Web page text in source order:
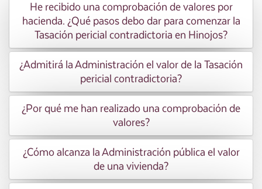
He recibido una comprobación de valores por
hacienda. ¿Qué pasos debo dar para comenzar la
Tasación pericial contradictoria en Hinojos?
¿Admitirá la Administración el valor de la Tasación
pericial contradictoria?
¿Por qué me han realizado una comprobación de
valores?
¿Cómo alcanza la Administración pública el valor
de una vivienda?